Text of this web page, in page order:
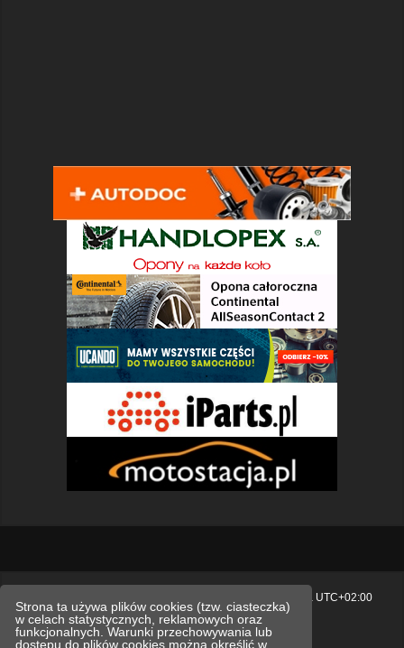
Strona ta używa plików cookies (tzw. ciasteczka)
w celach statystycznych, reklamowych oraz
funkcjonalnych. Warunki przechowywania lub
dostępu do plików cookies można określić w
UTC+02:00
Polityka prywatności.